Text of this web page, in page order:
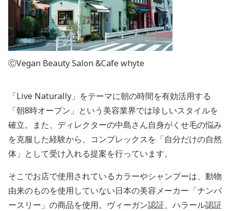
ⒸVegan Beauty Salon &Cafe whyte
「Live Naturally」をテーマに朝の時間を有効活用する
「朝8時オープン」という美容業界では珍しいスタイルを
確立。また、ディレクターの中島さん自身がくせ毛の悩み
を克服した経験から、コンプレックスを「自分だけの自然
体」として受け入れる提案を行っています。
そこでお店で使用されているカラーやシャンプーは、動物
由来のものを使用していない日本の美容メーカー「ナンバ
ースリー」の商品を使用。ヴィーガン認証、ハラール認証